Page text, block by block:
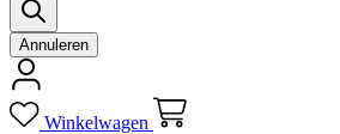
Annuleren
Winkelwagen